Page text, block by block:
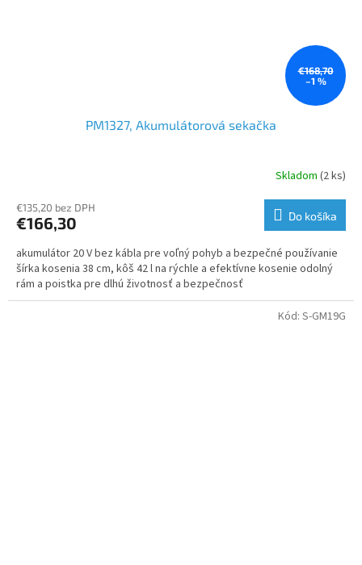
€168,70
–1 %
PM1327, Akumulátorová sekačka
Skladom (2 ks)
€135,20 bez DPH
€166,30 Do košíka
akumulátor 20 V bez kábla pre voľný pohyb a bezpečné používanie
šírka kosenia 38 cm, kôš 42 l na rýchle a efektívne kosenie odolný
rám a poistka pre dlhú životnosť a bezpečnosť
Kód: S-GM19G